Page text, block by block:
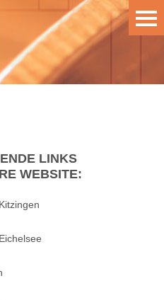
LINKS
WEBSITE: